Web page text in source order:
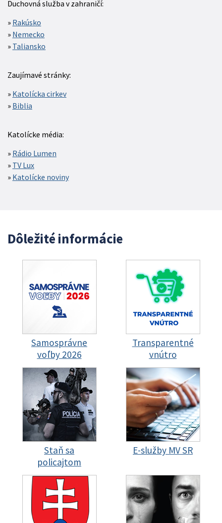
Duchovná služba v zahraničí:
Rakúsko
Nemecko
Taliansko
Zaujímavé stránky:
Katolícka cirkev
Biblia
Katolícke média:
Rádio Lumen
TV Lux
Katolícke noviny
Dôležité informácie
Samosprávne
voľby 2026
Transparentné
vnútro
Staň sa
policajtom
E-služby MV SR